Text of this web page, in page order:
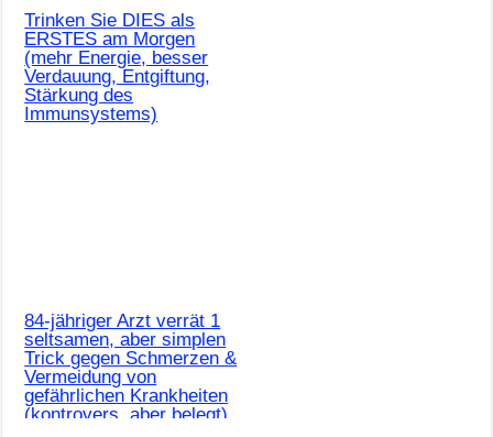
Trinken Sie DIES als
ERSTES am Morgen
(mehr Energie, besser
Verdauung, Entgiftung,
Stärkung des
Immunsystems)
84-jähriger Arzt verrät 1
seltsamen, aber simplen
Trick gegen Schmerzen &
Vermeidung von
gefährlichen Krankheiten
(kontrovers, aber belegt)